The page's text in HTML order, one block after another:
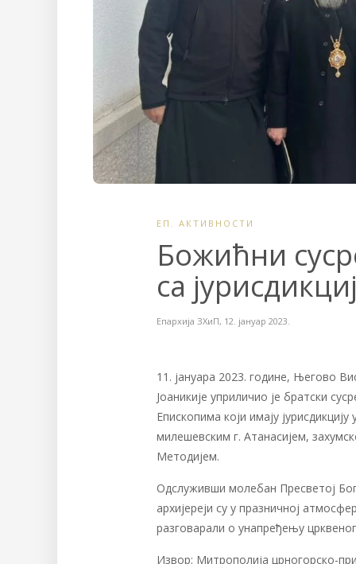
ЕП. АКТИВНОСТИ
Божићни
са
Епархија ЗХиП, 12. јануар 2023.
11. јануара 2023. године, Његово
Јоаникије уприличио је братски
Епископима који имају
милешевским г. Атанасијем,
Методијем.
Одслуживши молебан Пресветој
архијереји су у празничној
разговарали о унапређењу
Извор: Митрополија црногорско-